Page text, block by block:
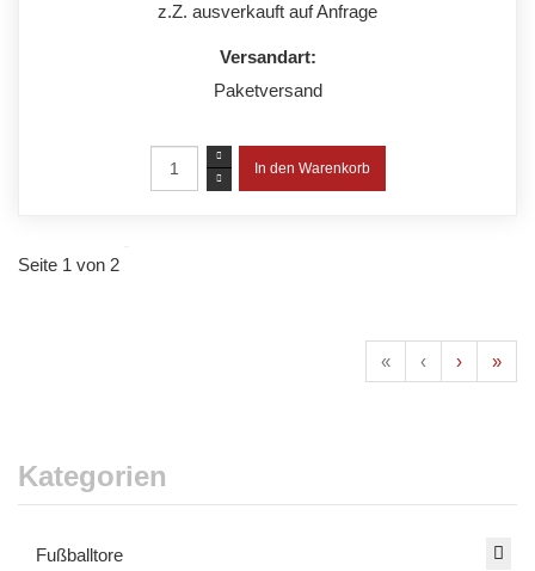
z.Z. ausverkauft auf Anfrage
Versandart:
Paketversand
Seite 1 von 2
« ‹ › »
Kategorien
Fußballtore